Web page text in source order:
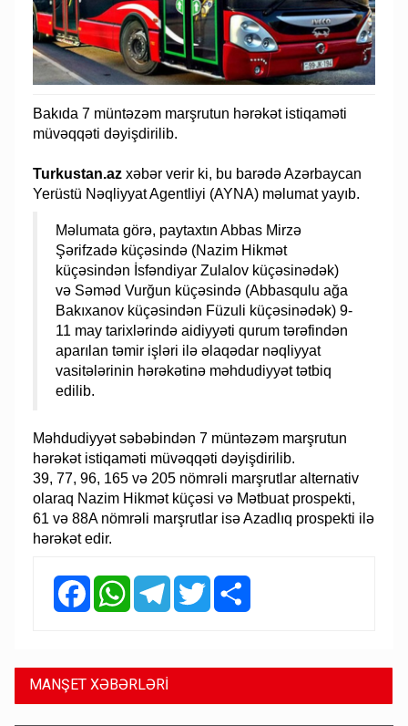
Bakıda 7 müntəzəm marşrutun hərəkət istiqaməti
müvəqqəti dəyişdirilib.
Turkustan.az xəbər verir ki, bu barədə Azərbaycan
Yerüstü Nəqliyyat Agentliyi (AYNA) məlumat yayıb.
Məlumata görə, paytaxtın Abbas Mirzə
Şərifzadə küçəsində (Nazim Hikmət
küçəsindən İsfəndiyar Zulalov küçəsinədək)
və Səməd Vurğun küçəsində (Abbasqulu ağa
Bakıxanov küçəsindən Füzuli küçəsinədək) 9-
11 may tarixlərində aidiyyəti qurum tərəfindən
aparılan təmir işləri ilə əlaqədar nəqliyyat
vasitələrinin hərəkətinə məhdudiyyət tətbiq
edilib.
Məhdudiyyət səbəbindən 7 müntəzəm marşrutun
hərəkət istiqaməti müvəqqəti dəyişdirilib.
39, 77, 96, 165 və 205 nömrəli marşrutlar alternativ
olaraq Nazim Hikmət küçəsi və Mətbuat prospekti,
61 və 88A nömrəli marşrutlar isə Azadlıq prospekti ilə
hərəkət edir.
FacebookWhatsAppTelegramTwitter
MANŞET XƏBƏRLƏRİ